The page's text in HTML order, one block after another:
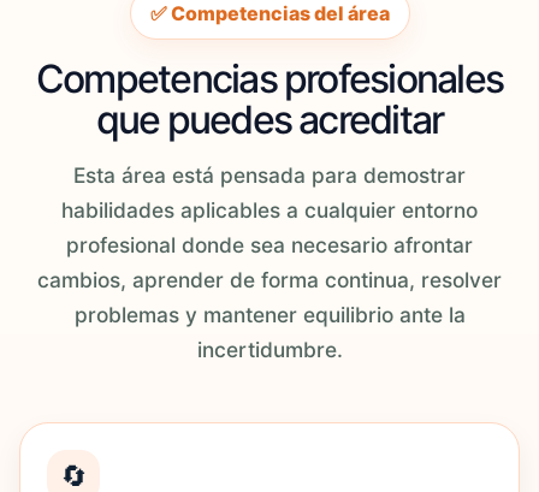
✅ Competencias del área
Competencias profesionales
que puedes acreditar
Esta área está pensada para demostrar
habilidades aplicables a cualquier entorno
profesional donde sea necesario afrontar
cambios, aprender de forma continua, resolver
problemas y mantener equilibrio ante la
incertidumbre.
🔄